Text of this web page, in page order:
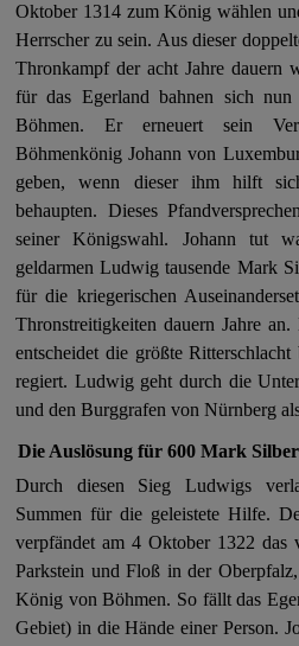
Oktober 1314 zum König wählen
Herrscher zu sein. Aus dieser
Thronkampf der acht Jahre dauern
für das Egerland bahnen sich
Böhmen. Er erneuert sein
Böhmenkönig Johann von
geben, wenn dieser ihm hilft
behaupten. Dieses
seiner Königswahl. Johann tut
geldarmen Ludwig tausende Mark
für die kriegerischen
Thronstreitigkeiten dauern Jahre
entscheidet die größte
regiert. Ludwig geht durch die
und den Burggrafen von Nürnberg
Die Auslösung für 600 Mark Silber
Durch diesen Sieg Ludwigs
Summen für die geleistete Hilfe.
verpfändet am 4 Oktober 1322 das
Parkstein und Floß in der
König von Böhmen. So fällt das
Gebiet) in die Hände einer Person.